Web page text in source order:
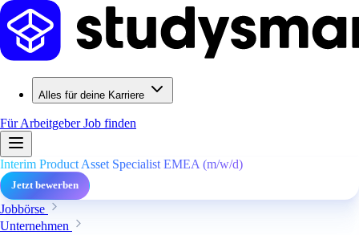
Alles für deine Karriere
Für ArbeitgeberJob finden
Interim Product Asset Specialist EMEA (m/w/d)
Jetzt bewerben
Jobbörse
Unternehmen